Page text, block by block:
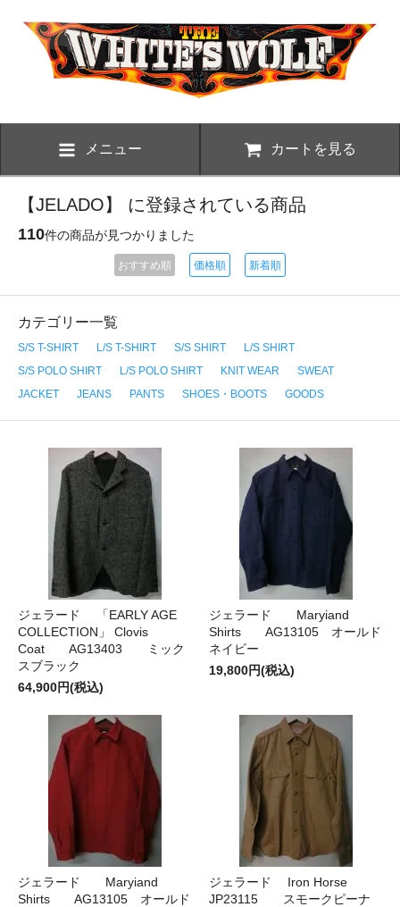
メニュー カートを見る
【JELADO】 に登録されている商品
110件の商品が見つかりました
おすすめ順 価格順 新着順
カテゴリー一覧
S/S T-SHIRT L/S T-SHIRT S/S SHIRT
L/S SHIRT
S/S POLO SHIRT
L/S POLO SHIRT KNIT WEAR
SWEAT
JACKET
JEANS PANTS SHOES・BOOTS GOODS
ジェラード 「EARLY AGE
COLLECTION」 Clovis
Coat AG13403 ミック
スブラック
64,900円(税込)
ジェラード Maryiand
Shirts AG13105 オールド
ネイビー
19,800円(税込)
ジェラード Maryiand
Shirts AG13105 オールド
ジェラード Iron Horse
JP23115 スモークピーナ